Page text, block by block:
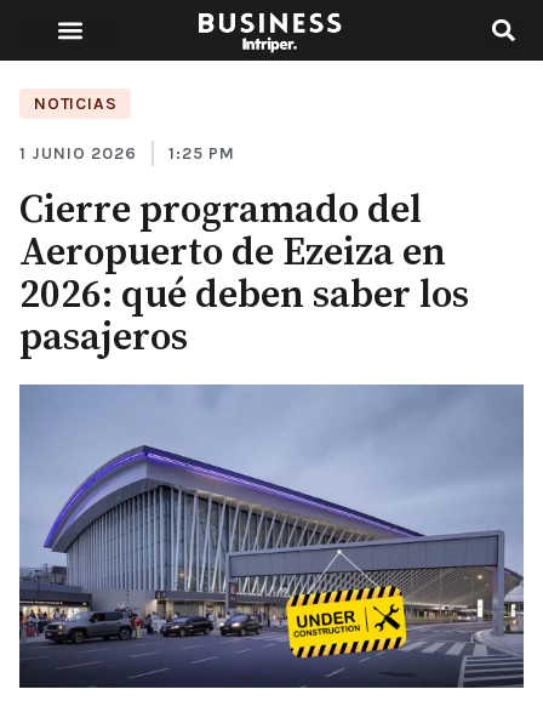
NOTICIAS
1 JUNIO 2026 1:25 PM
Cierre programado del
Aeropuerto de Ezeiza en
2026: qué deben saber los
pasajeros